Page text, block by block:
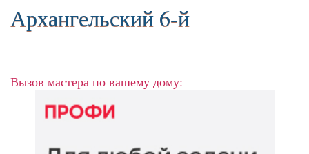
Архангельский 6-й
Вызов мастера по вашему дому: